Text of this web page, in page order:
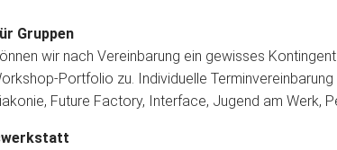
Gruppen
wir nach Vereinbarung ein gewisses
Portfolio zu. Individuelle
Future Factory, Interface, Jugend am Werk,